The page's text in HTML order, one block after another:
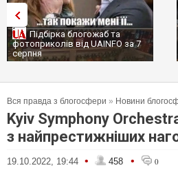
Підбірка блогожаб та
фотоприколів від UAINFO за 7
серпня
Вся правда з блогосфери » Новини
Kyiv Symphony
з найпрестижніших
19.10.2022, 19:44 • 458 • 0